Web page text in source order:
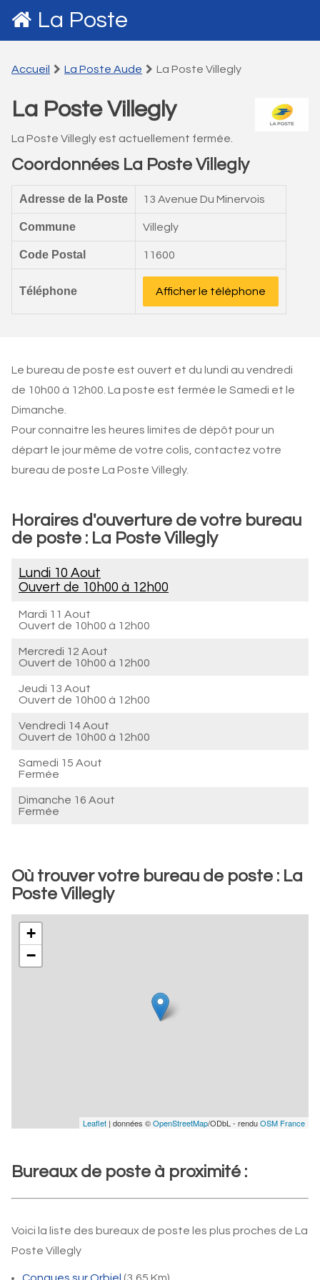
La Poste
Accueil La Poste Aude La Poste Villegly
La Poste Villegly
La Poste Villegly est actuellement fermée.
Coordonnées La Poste Villegly
Adresse de la Poste 13 Avenue Du Minervois
Commune Villegly
Code Postal 11600
Téléphone Afficher le téléphone
Le bureau de poste est ouvert et du lundi au vendredi
de 10h00 à 12h00. La poste est fermée le Samedi et le
Dimanche.
Pour connaitre les heures limites de dépôt pour un
départ le jour même de votre colis, contactez votre
bureau de poste La Poste Villegly.
Horaires d'ouverture de votre bureau
de poste : La Poste Villegly
Lundi 10 Aout
Ouvert de 10h00 à 12h00
Mardi 11 Aout
Ouvert de 10h00 à 12h00
Mercredi 12 Aout
Ouvert de 10h00 à 12h00
Jeudi 13 Aout
Ouvert de 10h00 à 12h00
Vendredi 14 Aout
Ouvert de 10h00 à 12h00
Samedi 15 Aout
Fermée
Dimanche 16 Aout
Fermée
Où trouver votre bureau de poste : La
Poste Villegly
+
−
Leaflet | données ©OpenStreetMap/ODbL - renduOSM France
Bureaux de poste à proximité :
Voici la liste des bureaux de poste les plus proches de La
Poste Villegly